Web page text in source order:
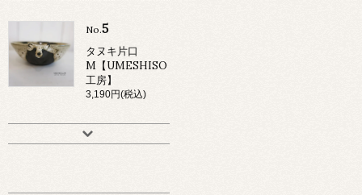
No.5
タヌキ片口
M【UMESHISO
工房】
3,190円(税込)